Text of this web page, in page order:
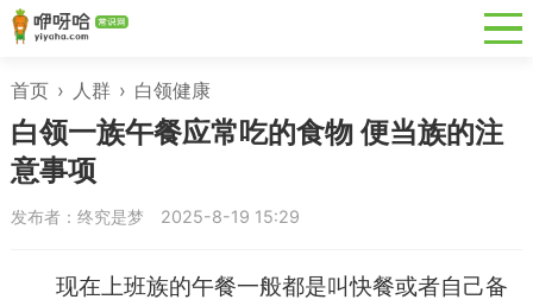
首页 › 人群 › 白领健康
白领一族午餐应常吃的食物 便当族的注
意事项
发布者：终究是梦 2025-8-19 15:29
现在上班族的午餐一般都是叫快餐或者自己备